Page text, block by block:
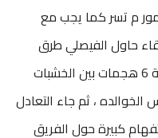
م تسر كما يجب مع
على العقبة 3/1 بعد لقاء حاول الفيصلي طرق
مرمى العقبة 17 مرة وكانت المحصلة 6 هجمات بين الخشبات
، ثم جاء التعادل
كبيرة حول الفريق